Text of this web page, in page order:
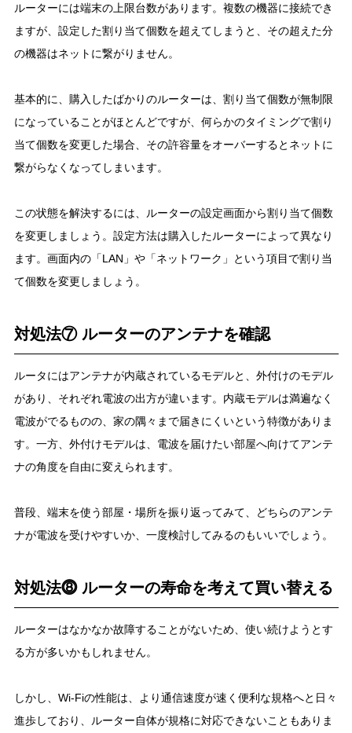
ルーターには端末の上限台数があります。複数の機器に接続でき
ますが、設定した割り当て個数を超えてしまうと、その超えた分
の機器はネットに繋がりません。
基本的に、購入したばかりのルーターは、割り当て個数が無制限
になっていることがほとんどですが、何らかのタイミングで割り
当て個数を変更した場合、その許容量をオーバーするとネットに
繋がらなくなってしまいます。
この状態を解決するには、ルーターの設定画面から割り当て個数
を変更しましょう。設定方法は購入したルーターによって異なり
ます。画面内の「LAN」や「ネットワーク」という項目で割り当
て個数を変更しましょう。
対処法⑦ ルーターのアンテナを確認
ルータにはアンテナが内蔵されているモデルと、外付けのモデル
があり、それぞれ電波の出方が違います。内蔵モデルは満遍なく
電波がでるものの、家の隅々まで届きにくいという特徴がありま
す。一方、外付けモデルは、電波を届けたい部屋へ向けてアンテ
ナの角度を自由に変えられます。
普段、端末を使う部屋・場所を振り返ってみて、どちらのアンテ
ナが電波を受けやすいか、一度検討してみるのもいいでしょう。
対処法⓼ ルーターの寿命を考えて買い替える
ルーターはなかなか故障することがないため、使い続けようとす
る方が多いかもしれません。
しかし、Wi-Fiの性能は、より通信速度が速く便利な規格へと日々
進歩しており、ルーター自体が規格に対応できないこともありま